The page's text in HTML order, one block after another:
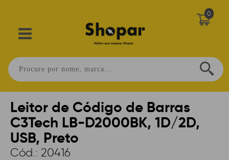
0
Leitor de Código de Barras
C3Tech LB-D2000BK, 1D/2D,
USB, Preto
Cód.: 20416